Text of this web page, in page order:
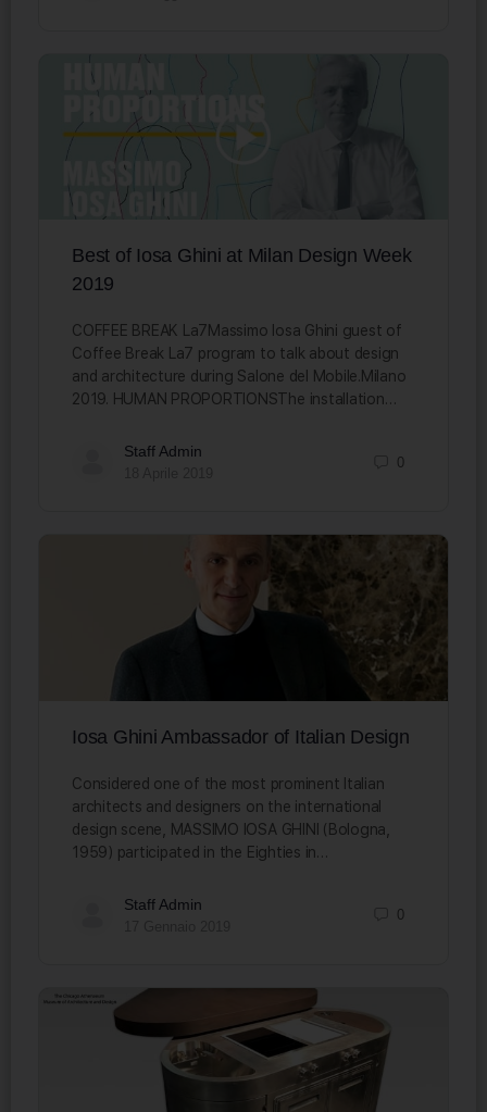
Best of Iosa Ghini at Milan Design Week
2019
COFFEE BREAK La7Massimo Iosa Ghini guest of
Coffee Break La7 program to talk about design
and architecture during Salone del Mobile.Milano
2019. HUMAN PROPORTIONSThe installation…
Staff Admin
0
Iosa Ghini Ambassador of Italian Design
Considered one of the most prominent Italian
architects and designers on the international
design scene, MASSIMO IOSA GHINI (Bologna,
1959) participated in the Eighties in…
Staff Admin
0